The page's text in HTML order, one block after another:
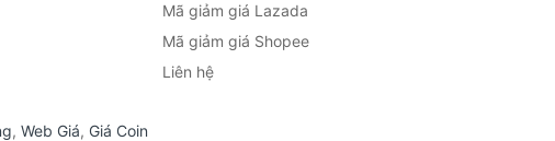
Mã giảm giá Lazada
Mã giảm giá Shopee
Liên hệ
, Web Giá, Giá Coin